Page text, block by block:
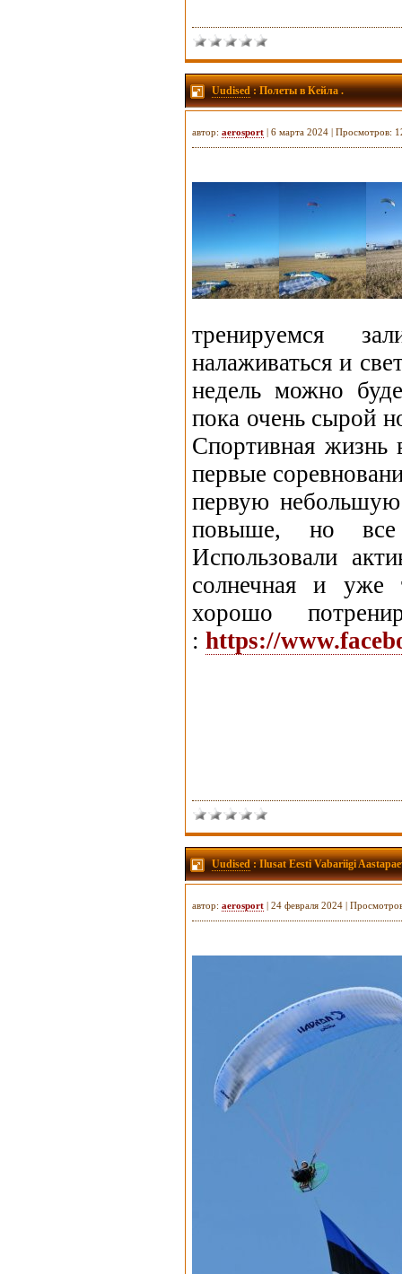
Uudised: Полеты в Кейла .
автор: aerosport | 6 марта 2024 | Просмотров:
тренируемся
налаживаться и
недель можно
пока очень сырой
Спортивная жизнь
первые
первую
повыше, но все
Использовали
солнечная и уже
хорошо
: https://
Uudised: Ilusat Eesti Vabariigi
автор: aerosport | 24 февраля 2024 |